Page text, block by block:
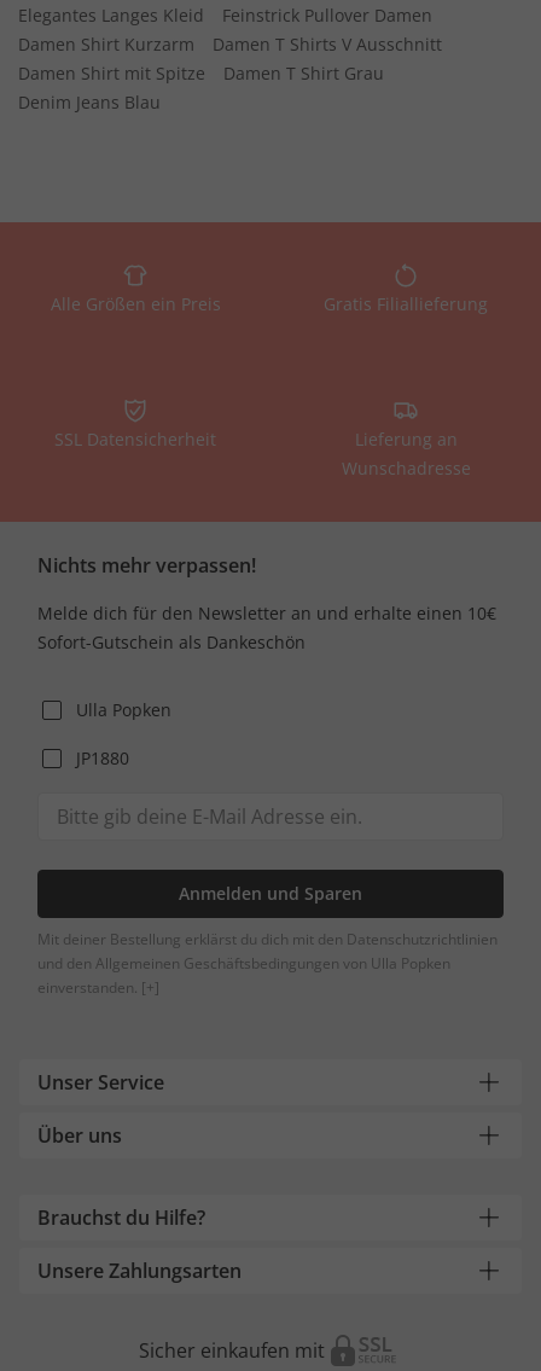
Elegantes Langes Kleid
Feinstrick Pullover Damen
Damen Shirt Kurzarm
Damen T Shirts V Ausschnitt
Damen Shirt mit Spitze
Damen T Shirt Grau
Denim Jeans Blau
Alle Größen ein Preis Gratis Filiallieferung
SSL Datensicherheit
Lieferung an
Wunschadresse
Nichts mehr verpassen!
Melde dich für den Newsletter an und erhalte einen 10€
Sofort-Gutschein als Dankeschön
Ulla Popken
JP1880
Anmelden und Sparen
Mit deiner Bestellung erklärst du dich mit den Datenschutzrichtlinien
und den Allgemeinen Geschäftsbedingungen von Ulla Popken
einverstanden. [+]
Unser Service
Über uns
Brauchst du Hilfe?
Unsere Zahlungsarten
Sicher einkaufen mit